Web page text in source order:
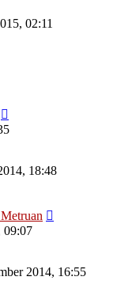
02:11
18:48
09:07
2014, 16:55